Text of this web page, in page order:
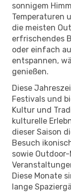
sonnigem
Temperaturen
die meisten
erfrischendes
oder einfach
entspannen,
genießen.
Diese
Festivals und
Kultur und
kulturelle
dieser Saison
Besuch
sowie
Diese Monate
lange